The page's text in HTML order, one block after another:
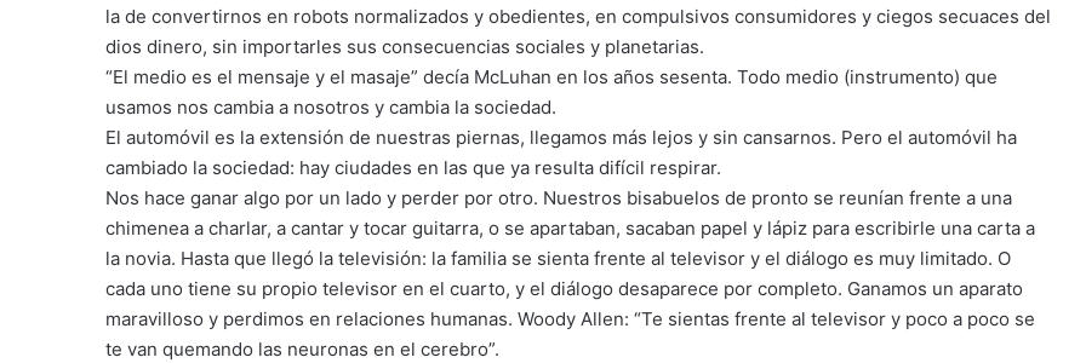
la de convertirnos en robots normalizados y obedientes, en compulsivos consumidores y ciegos secuaces del
dios dinero, sin importarles sus consecuencias sociales y planetarias.
“El medio es el mensaje y el masaje” decía McLuhan en los años sesenta. Todo medio (instrumento) que
usamos nos cambia a nosotros y cambia la sociedad.
El automóvil es la extensión de nuestras piernas, llegamos más lejos y sin cansarnos. Pero el automóvil ha
cambiado la sociedad: hay ciudades en las que ya resulta difícil respirar.
Nos hace ganar algo por un lado y perder por otro. Nuestros bisabuelos de pronto se reunían frente a una
chimenea a charlar, a cantar y tocar guitarra, o se apartaban, sacaban papel y lápiz para escribirle una carta a
la novia. Hasta que llegó la televisión: la familia se sienta frente al televisor y el diálogo es muy limitado. O
cada uno tiene su propio televisor en el cuarto, y el diálogo desaparece por completo. Ganamos un aparato
maravilloso y perdimos en relaciones humanas. Woody Allen: “Te sientas frente al televisor y poco a poco se
te van quemando las neuronas en el cerebro”.